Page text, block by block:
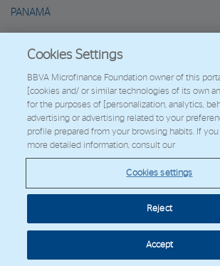
PANAMÁ
2026 - Fundación Microfinanzas BBVA
Trabaja con nosotros
© Copyright 2026 - FMBBVA.
Cookies settings
Cookies Settings
BBVA Microfinance Foundation owner of this
[cookies and/ or similar technologies of its own
for the purposes of [personalization, analytics,
advertising or advertising related to your
profile prepared from your browsing habits. If
more detailed information, consult our
Cookies settings
Reject
Accept